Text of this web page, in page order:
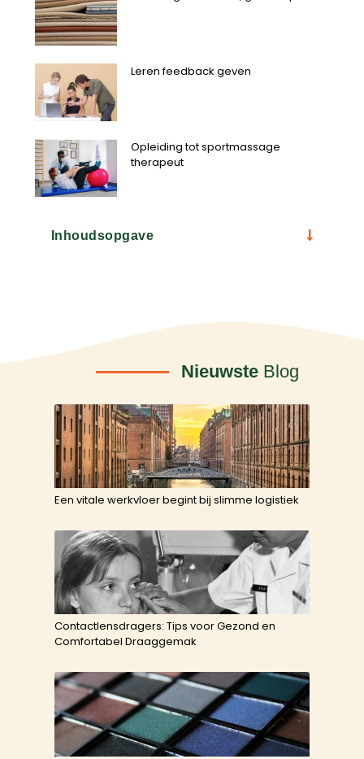
Leren feedback geven
Opleiding tot sportmassage
therapeut
Inhoudsopgave
Nieuwste Blog
Een vitale werkvloer begint bij slimme logistiek
Contactlensdragers: Tips voor Gezond en
Comfortabel Draaggemak